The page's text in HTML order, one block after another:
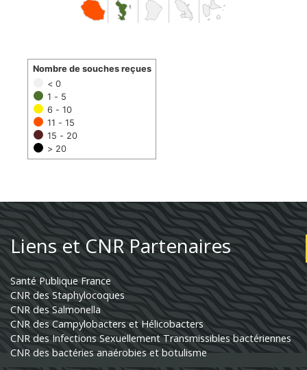
< 0
1 - 5
6 - 10
11 - 15
15 - 20
> 20
Nombre de souches reçues
Liens et CNR Partenaires
Santé Publique France
CNR des Staphylocoques
CNR des Salmonella
CNR des Campylobacters et Hélicobacters
CNR des Infections Sexuellement Transmissibles bactériennes
CNR des bactéries anaérobies et botulisme